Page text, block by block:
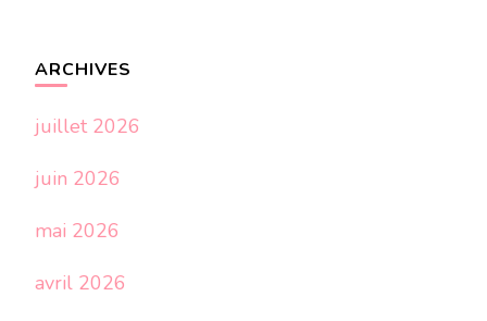
ARCHIVES
juillet 2026
juin 2026
mai 2026
avril 2026